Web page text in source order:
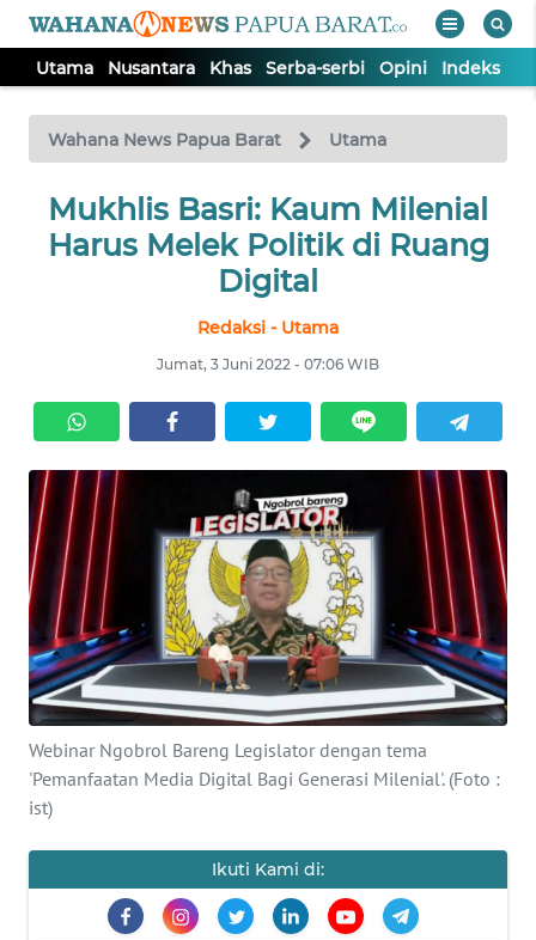
Utama Nusantara Khas Serba-serbi Opini Indeks
Wahana News Papua Barat Utama
Mukhlis Basri: Kaum Milenial
Harus Melek Politik di Ruang
Digital
Redaksi - Utama
Jumat, 3 Juni 2022 - 07:06 WIB
Webinar Ngobrol Bareng Legislator dengan tema
'Pemanfaatan Media Digital Bagi Generasi Milenial'. (Foto :
ist)
Ikuti Kami di:
TV
Tutup
UTAMA
SERBA-
SERBI
OPINI
Informasi
INDEKS
BERITA
KONTAK
KAMI
INFO
IKLAN